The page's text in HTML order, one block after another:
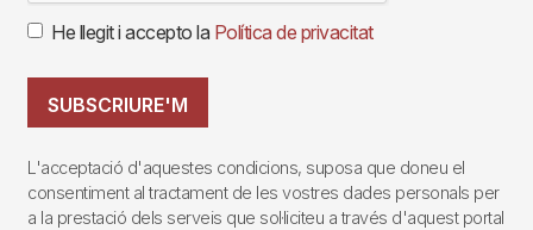
He llegit i accepto la Política de privacitat
SUBSCRIURE'M
L'acceptació d'aquestes condicions, suposa que doneu el
consentiment al tractament de les vostres dades personals per
a la prestació dels serveis que sol·liciteu a través d'aquest portal